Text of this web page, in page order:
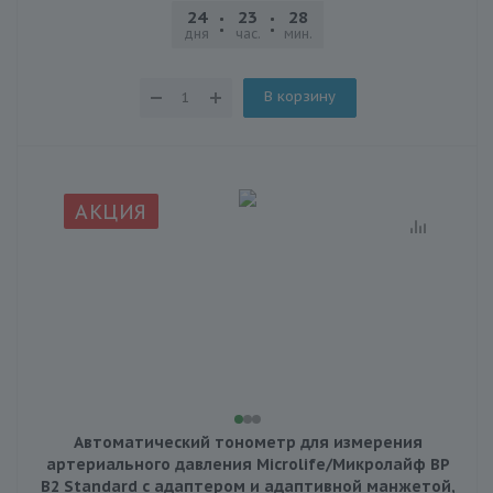
24
дня
23
час.
28
мин.
В корзину
АКЦИЯ
Автоматический тонометр для измерения
артериального давления Microlife/Микролайф ВР
В2 Standard с адаптером и адаптивной манжетой,